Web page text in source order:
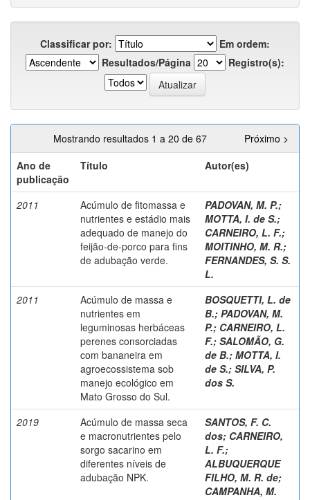
Classificar por:
Em ordem:
Resultados/Página
Registro(s):
Mostrando resultados 1 a 20 de 67
Próximo >
Ano de
publicação
Título Autor(es)
2011
Acúmulo de fitomassa e
nutrientes e estádio mais
adequado de manejo do
feijão-de-porco para fins
de adubação verde.
PADOVAN, M. P.;
MOTTA, I. de S.;
CARNEIRO, L. F.;
MOITINHO, M. R.;
FERNANDES, S. S.
L.
2011
Acúmulo de massa e
nutrientes em
leguminosas herbáceas
perenes consorciadas
com bananeira em
agroecossistema sob
manejo ecológico em
Mato Grosso do Sul.
BOSQUETTI, L. de
B.; PADOVAN, M.
P.; CARNEIRO, L.
F.; SALOMÃO, G.
de B.; MOTTA, I.
de S.; SILVA, P.
dos S.
2019
Acúmulo de massa seca
e macronutrientes pelo
sorgo sacarino em
diferentes níveis de
adubação NPK.
SANTOS, F. C.
dos; CARNEIRO,
L. F.;
ALBUQUERQUE
FILHO, M. R. de;
CAMPANHA, M.